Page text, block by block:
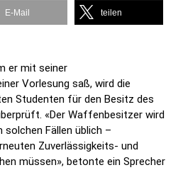
E-Mail teilen
er mit seiner
Vorlesung saß, wird die
Studenten für den Besitz des
«Der Waffenbesitzer wird
Fällen üblich –
Zuverlässigkeits- und
müssen», betonte ein Sprecher